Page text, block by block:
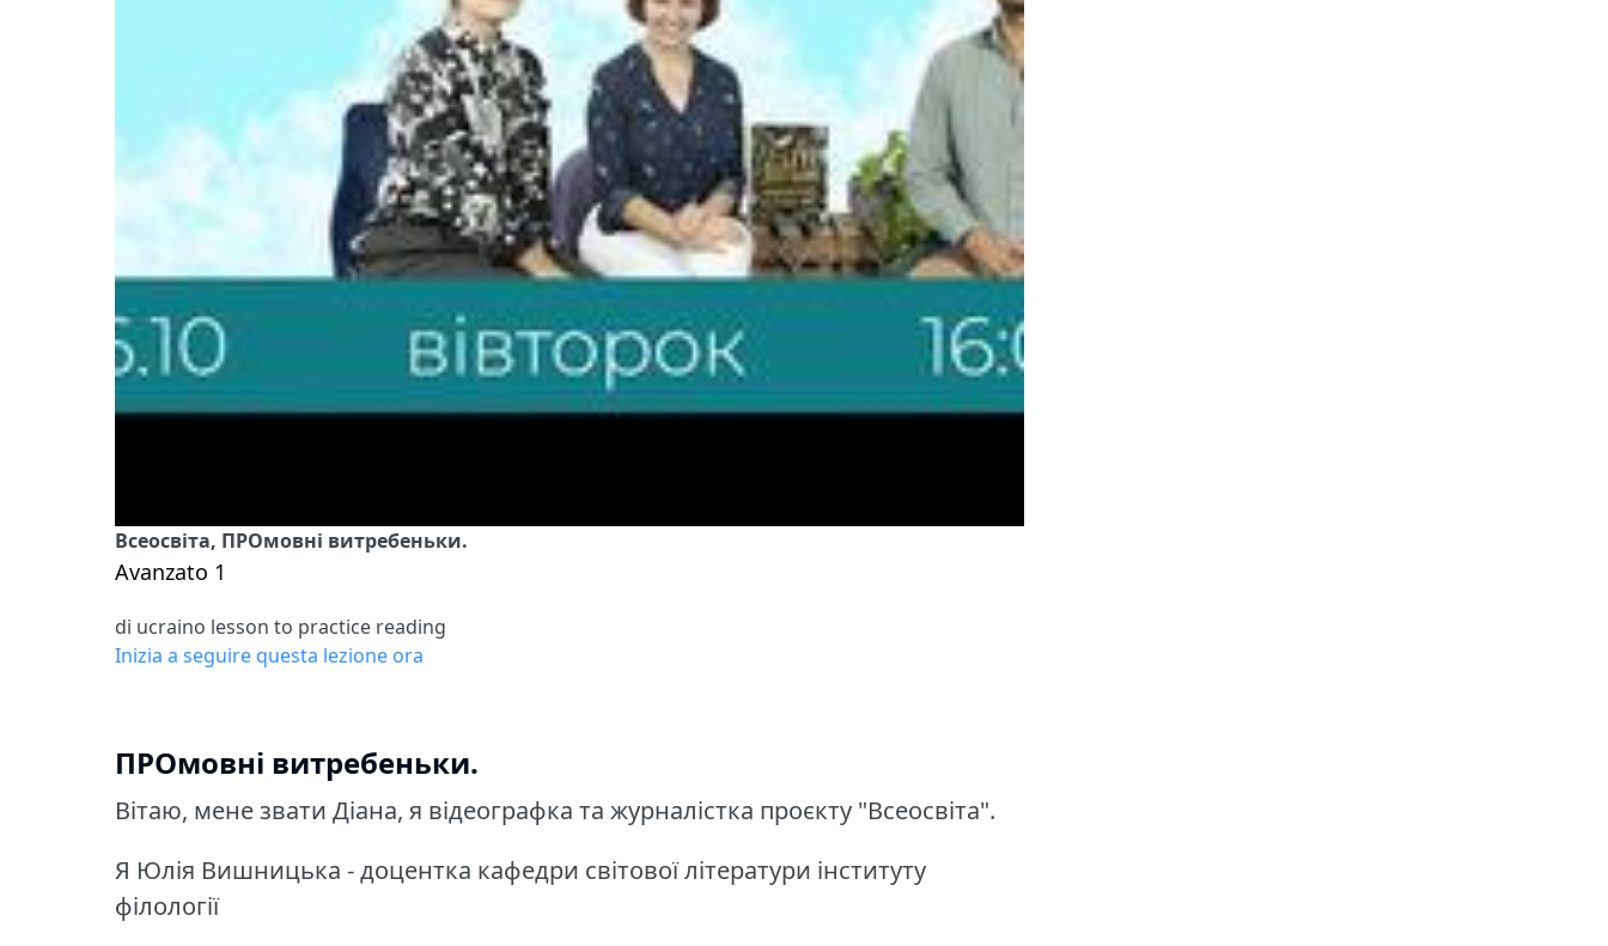
Всеосвіта, ПРОмовні витребеньки.
Avanzato 1
di ucraino lesson to practice reading
Inizia a seguire questa lezione ora
ПРОмовні витребеньки.
Вітаю, мене звати Діана, я відеографка та журналістка проєкту "Всеосвіта".
Я Юлія Вишницька - доцентка кафедри світової літератури інституту
філології